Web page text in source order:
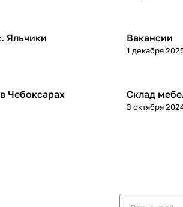
Яльчики Вакансии
1 декабря
Чебоксарах Склад
3 октября